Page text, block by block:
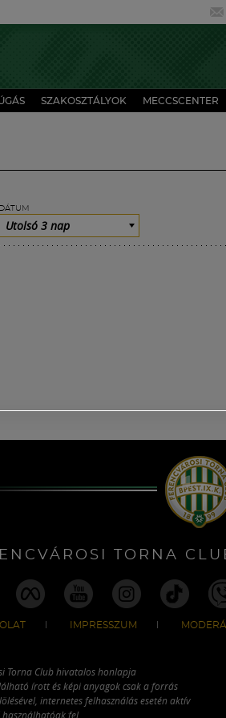
SZAKOSZTÁLYOK MECCSCENTER
DÁTUM
Utolsó 3 nap
TORNA
IMPRESSZUM
Torna Club hivatalos honlapja
írott és képi anyagok csak a forrás
internetes felhasználás esetén aktív
fel.